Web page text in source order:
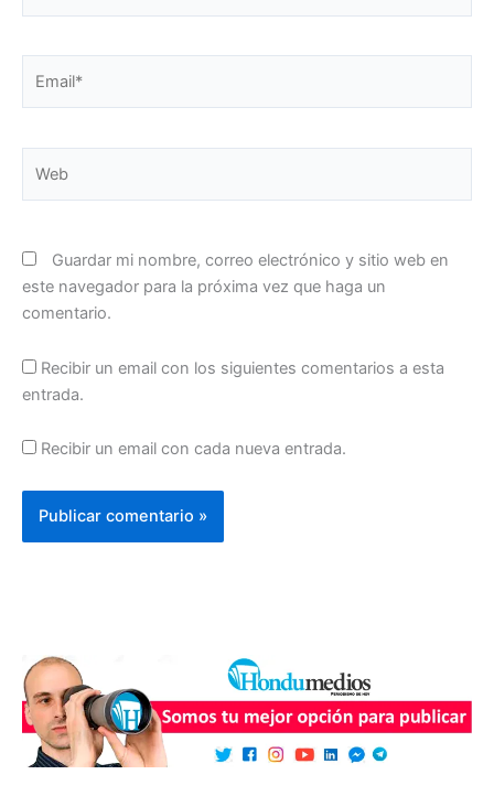
Guardar mi nombre, correo electrónico y sitio web en
este navegador para la próxima vez que haga un
comentario.
Recibir un email con los siguientes comentarios a esta
entrada.
Recibir un email con cada nueva entrada.